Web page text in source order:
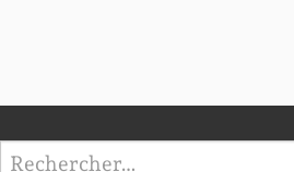
Rechercher :